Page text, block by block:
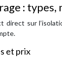
: types,
direct sur
et prix